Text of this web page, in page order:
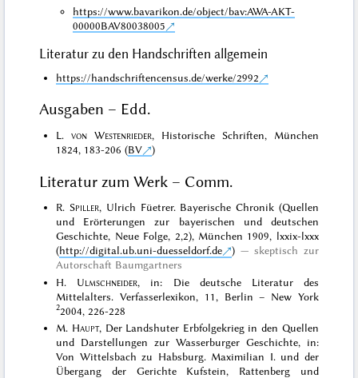
https://www.bavarikon.de/object/bav:AWA-AKT-
00000BAV80038005
Literatur zu den Handschriften allgemein
https://handschriftencensus.de/werke/2992
Ausgaben – Edd.
L.von Westenrieder, Historische Schriften, München
1824, 183-206 (BV )
Literatur zum Werk – Comm.
R.Spiller, Ulrich Füetrer. Bayerische Chronik (Quellen
und Erörterungen zur bayerischen und deutschen
Geschichte, Neue Folge, 2,2), München 1909, lxxix-lxxx
(http://digital.ub.uni-duesseldorf.de )
skeptisch zur
Autorschaft Baumgartners
H. Ulmschneider, in: Die deutsche Literatur des
Mittelalters. Verfasserlexikon, 11, Berlin – New York
22004, 226-228
M. Haupt, Der Landshuter Erbfolgekrieg in den Quellen
und Darstellungen zur Wasserburger Geschichte, in:
Von Wittelsbach zu Habsburg. Maximilian I. und der
Übergang der Gerichte Kufstein, Rattenberg und